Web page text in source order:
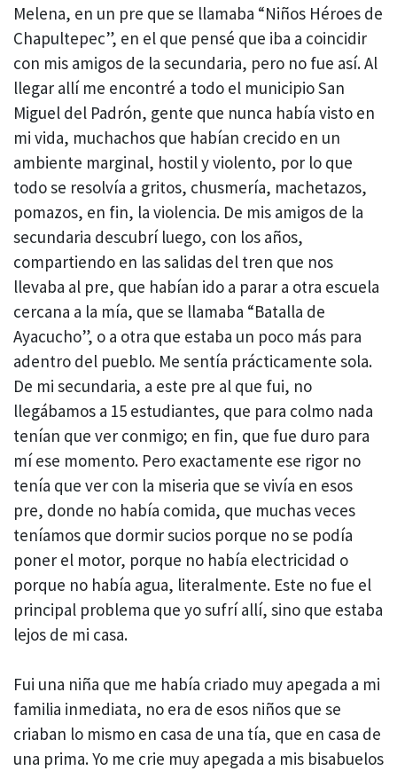
Melena, en un pre que se llamaba “Niños Héroes de
Chapultepec”, en el que pensé que iba a coincidir
con mis amigos de la secundaria, pero no fue así. Al
llegar allí me encontré a todo el municipio San
Miguel del Padrón, gente que nunca había visto en
mi vida, muchachos que habían crecido en un
ambiente marginal, hostil y violento, por lo que
todo se resolvía a gritos, chusmería, machetazos,
pomazos, en fin, la violencia. De mis amigos de la
secundaria descubrí luego, con los años,
compartiendo en las salidas del tren que nos
llevaba al pre, que habían ido a parar a otra escuela
cercana a la mía, que se llamaba “Batalla de
Ayacucho”, o a otra que estaba un poco más para
adentro del pueblo. Me sentía prácticamente sola.
De mi secundaria, a este pre al que fui, no
llegábamos a 15 estudiantes, que para colmo nada
tenían que ver conmigo; en fin, que fue duro para
mí ese momento. Pero exactamente ese rigor no
tenía que ver con la miseria que se vivía en esos
pre, donde no había comida, que muchas veces
teníamos que dormir sucios porque no se podía
poner el motor, porque no había electricidad o
porque no había agua, literalmente. Este no fue el
principal problema que yo sufrí allí, sino que estaba
lejos de mi casa.
Fui una niña que me había criado muy apegada a mi
familia inmediata, no era de esos niños que se
criaban lo mismo en casa de una tía, que en casa de
una prima. Yo me crie muy apegada a mis bisabuelos